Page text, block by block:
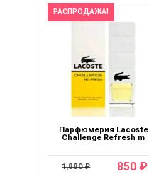
РАСПРОДАЖА!
Парфюмерия Lacoste
Challenge Refresh m
1,880 ₽ 850 ₽